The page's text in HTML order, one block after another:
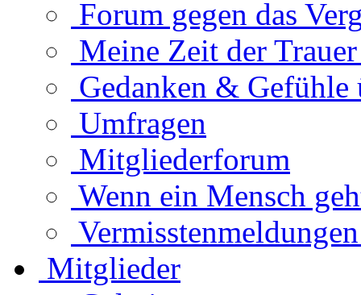
Forum gegen das
Meine Zeit der
Gedanken & Gefühle
Umfragen
Mitgliederforum
Wenn ein Mensch
Mitglieder